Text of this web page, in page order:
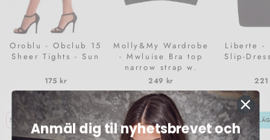
Oroblu - Obclub 15
Sheer Tights - Sun
175 kr
LÄGG I KORGEN
Molly&My Wardrobe
- Mwluise Bra top
narrow strap w.
padding - Black
249 kr
LÄGG I KORGEN
Liberte -
Slip-
Anmäl dig til nyhetsbrevet och